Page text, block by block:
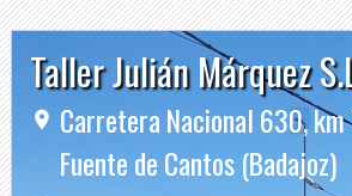
Taller Julián Márquez
Carretera Nacional 630,
Fuente de Cantos (Badajoz)